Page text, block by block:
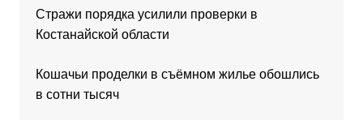
Стражи порядка усилили проверки в
Костанайской области
Кошачьи проделки в съёмном жилье обошлись
в сотни тысяч